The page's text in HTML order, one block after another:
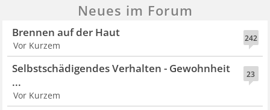
Neues im Forum
242
Brennen auf der Haut
Vor Kurzem
23
Selbstschädigendes Verhalten - Gewohnheit
...
Vor Kurzem